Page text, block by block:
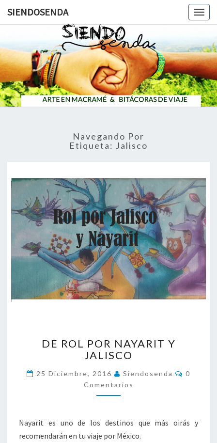
SIENDOSENDA
Navegando Por
Etiqueta: Jalisco
E
R
L
P
O
Y
DE ROL POR NAYARIT Y
JALISCO
25 Diciembre, 2016 Siendosenda
C
O
R
0
Comentarios
Nayarit es uno de los destinos que más oirás y
recomendarán en tu viaje por México.